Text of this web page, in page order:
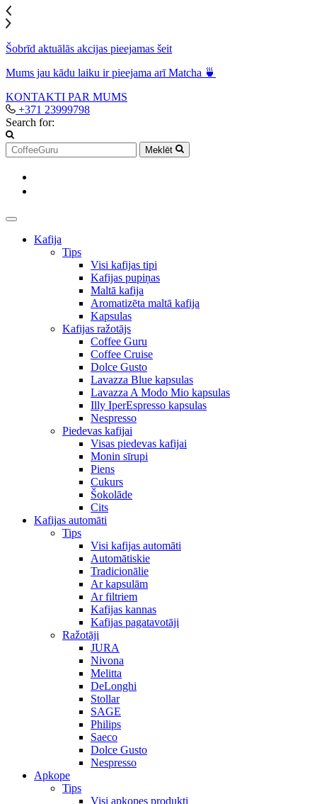
Šobrīd aktuālās akcijas pieejamas šeit
Mums jau kādu laiku ir pieejama arī Matcha 🍵
KONTAKTI PAR MUMS
+371 23999798
Search for:
Meklēt
Kafija
Tips
Visi kafijas tipi
Kafijas pupiņas
Maltā kafija
Aromatizēta maltā kafija
Kapsulas
Kafijas ražotājs
Coffee Guru
Coffee Cruise
Dolce Gusto
Lavazza Blue kapsulas
Lavazza A Modo Mio kapsulas
Illy IperEspresso kapsulas
Nespresso
Piedevas kafijai
Visas piedevas kafijai
Monin sīrupi
Piens
Cukurs
Šokolāde
Cits
Kafijas automāti
Tips
Visi kafijas automāti
Automātiskie
Tradicionālie
Ar kapsulām
Ar filtriem
Kafijas kannas
Kafijas pagatavotāji
Ražotāji
JURA
Nivona
Melitta
DeLonghi
Stollar
SAGE
Philips
Saeco
Dolce Gusto
Nespresso
Apkope
Tips
Visi apkopes produkti